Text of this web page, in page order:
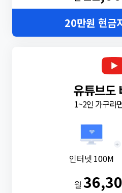
20만원 현금
유튜브도
1~2인 가구라
인터넷 100M
+
월